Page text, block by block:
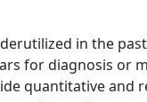
in the
for diagnosis
quantitative